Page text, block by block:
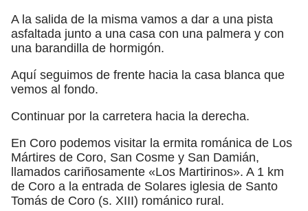
A la salida de la misma vamos a dar a una pista
asfaltada junto a una casa con una palmera y con
una barandilla de hormigón.
Aquí seguimos de frente hacia la casa blanca que
vemos al fondo.
Continuar por la carretera hacia la derecha.
En Coro podemos visitar la ermita románica de Los
Mártires de Coro, San Cosme y San Damián,
llamados cariñosamente «Los Martirinos». A 1 km
de Coro a la entrada de Solares iglesia de Santo
Tomás de Coro (s. XIII) románico rural.